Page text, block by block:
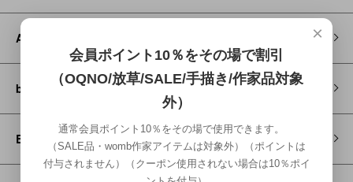
ARCH&LINE
blundstone
Brocante / DMG
×
会員ポイント10％をその場で割引
（OQNO/放草/SALE/手描き/作家品対象
外）
通常会員ポイント10％をその場で使用できます。
（SALE品・womb作家アイテムは対象外）（ポイントは
付与されません）（クーポン使用されない場合は10％ポイ